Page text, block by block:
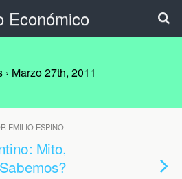
Económico
Marzo 27th, 2011
EMILIO ESPINO
Mito,